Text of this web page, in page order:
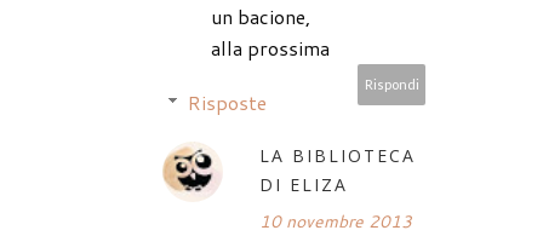
un bacione,
alla prossima
Rispondi
Risposte
LA BIBLIOTECA
DI ELIZA
10 novembre 2013